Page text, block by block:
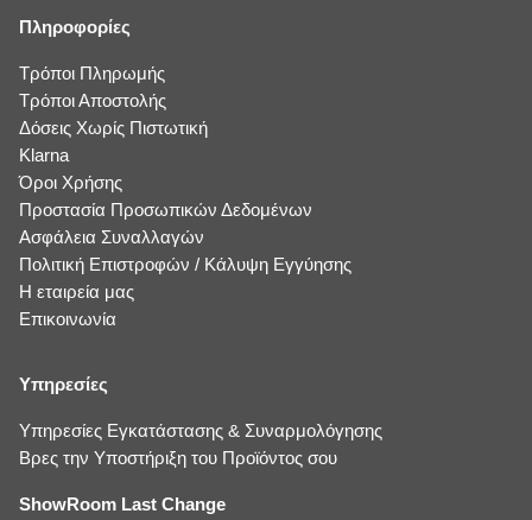
Πληροφορίες
Τρόποι Πληρωμής
Τρόποι Αποστολής
Δόσεις Χωρίς Πιστωτική
Klarna
Όροι Χρήσης
Προστασία Προσωπικών Δεδομένων
Ασφάλεια Συναλλαγών
Πολιτική Επιστροφών / Κάλυψη Εγγύησης
Η εταιρεία μας
Επικοινωνία
Υπηρεσίες
Υπηρεσίες Εγκατάστασης & Συναρμολόγησης
Βρες την Υποστήριξη του Προϊόντος σου
ShowRoom Last Change